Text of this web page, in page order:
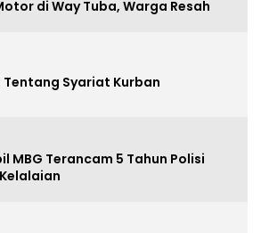
di Way Tuba, Warga Resah
Tentang Syariat Kurban
MBG Terancam 5 Tahun Polisi